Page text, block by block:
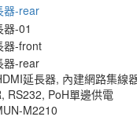
延長器, 內建網路集線
RS232, PoH單邊供電
M2210